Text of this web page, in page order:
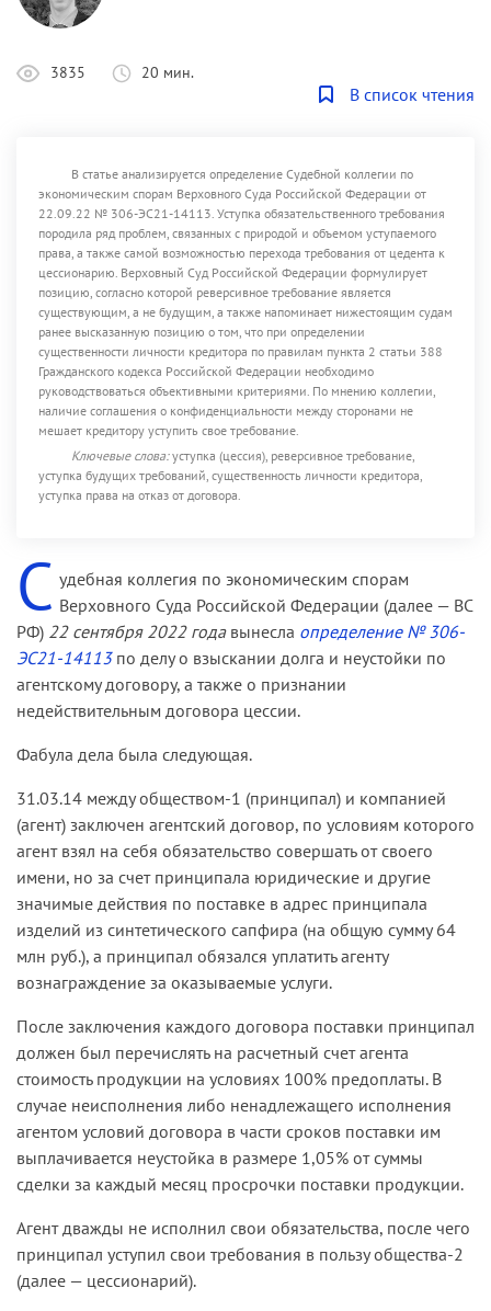
3835 20 мин.
В список чтения
В статье анализируется определение Судебной коллегии по
экономическим спорам Верховного Суда Российской Федерации от
22.09.22 № 306-ЭС21-14113. Уступка обязательственного требования
породила ряд проблем, связанных с природой и объемом уступаемого
права, а также самой возможностью перехода требования от цедента к
цессионарию. Верховный Суд Российской Федерации формулирует
позицию, согласно которой реверсивное требование является
существующим, а не будущим, а также напоминает нижестоящим судам
ранее высказанную позицию о том, что при определении
существенности личности кредитора по правилам пункта 2 статьи 388
Гражданского кодекса Российской Федерации необходимо
руководствоваться объективными критериями. По мнению коллегии,
наличие соглашения о конфиденциальности между сторонами не
мешает кредитору уступить свое требование.
Ключевые слова:уступка (цессия), реверсивное требование,
уступка будущих требований, существенность личности кредитора,
уступка права на отказ от договора.
С удебная коллегия по экономическим спорам
Верховного Суда Российской Федерации (далее — ВС
РФ) 22 сентября 2022 годавынесла определение № 306-
ЭС21-14113по делу о взыскании долга и неустойки по
агентскому договору, а также о признании
недействительным договора цессии.
Фабула дела была следующая.
31.03.14 между обществом-1 (принципал) и компанией
(агент) заключен агентский договор, по условиям которого
агент взял на себя обязательство совершать от своего
имени, но за счет принципала юридические и другие
значимые действия по поставке в адрес принципала
изделий из синтетического сапфира (на общую сумму 64
млн руб.), а принципал обязался уплатить агенту
вознаграждение за оказываемые услуги.
После заключения каждого договора поставки принципал
должен был перечислять на расчетный счет агента
стоимость продукции на условиях 100% предоплаты. В
случае неисполнения либо ненадлежащего исполнения
агентом условий договора в части сроков поставки им
выплачивается неустойка в размере 1,05% от суммы
сделки за каждый месяц просрочки поставки продукции.
Агент дважды не исполнил свои обязательства, после чего
принципал уступил свои требования в пользу общества-2
(далее — цессионарий).